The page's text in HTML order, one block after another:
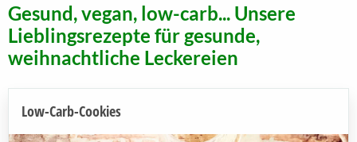
Gesund, vegan, low-carb... Unsere
Lieblingsrezepte für gesunde,
weihnachtliche Leckereien
Low-Carb-Cookies